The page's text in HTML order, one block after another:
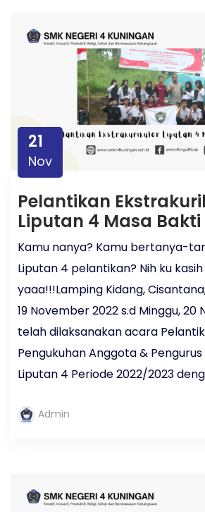
21
Nov
Pelantikan
Liputan 4 Masa Bakti
Kamu nanya? Kamu bertanya-
Liputan 4 pelantikan? Nih ku
yaaa!!!Lamping Kidang,
19 November 2022 s.d Minggu, 20
telah dilaksanakan acara
Pengukuhan Anggota &
Liputan 4 Periode 2022/2023
Admin